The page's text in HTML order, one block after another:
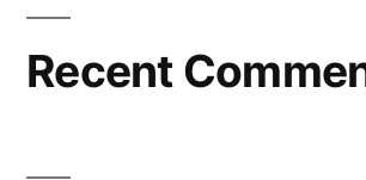
Recent